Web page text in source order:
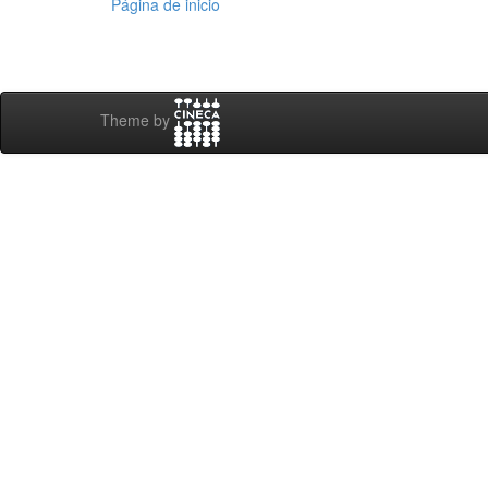
Página de inicio
Theme by